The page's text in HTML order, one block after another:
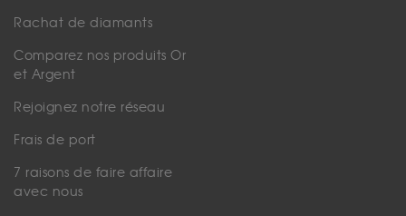
Rachat de diamants
Comparez nos produits Or
et Argent
Rejoignez notre réseau
Frais de port
7 raisons de faire affaire
avec nous